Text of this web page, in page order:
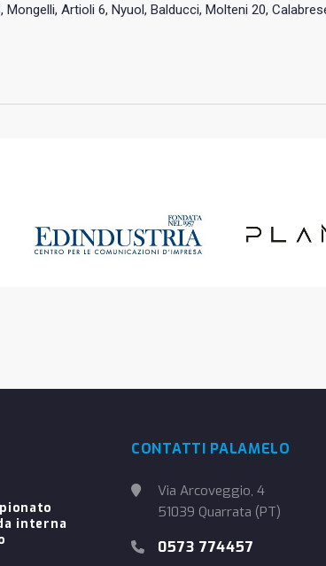
Mongelli, Artioli 6, Nyuol, Balducci, Molteni 20,
interna
CONTATTI PALAMELO
Via Arcoveggio, 4
51039 Quarrata (PT)
0573 774457